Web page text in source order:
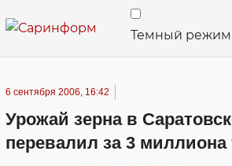
Темный режим
6 сентября 2006, 16:42
Урожай зерна в
перевалил за 3 миллиона